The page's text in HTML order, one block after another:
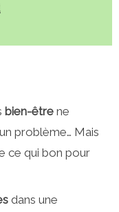
bien-être ne
problème… Mais
ce qui bon pour
dans une